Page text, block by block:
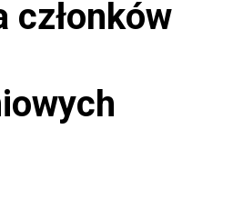
członków